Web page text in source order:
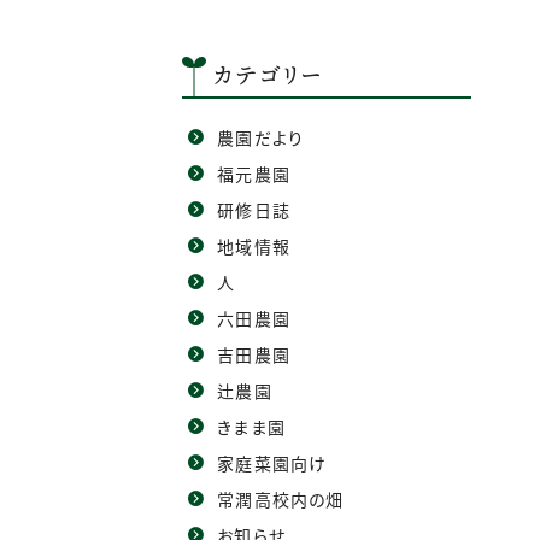
カテゴリー
農園だより
福元農園
研修日誌
地域情報
人
六田農園
吉田農園
辻農園
きまま園
家庭菜園向け
常潤高校内の畑
お知らせ